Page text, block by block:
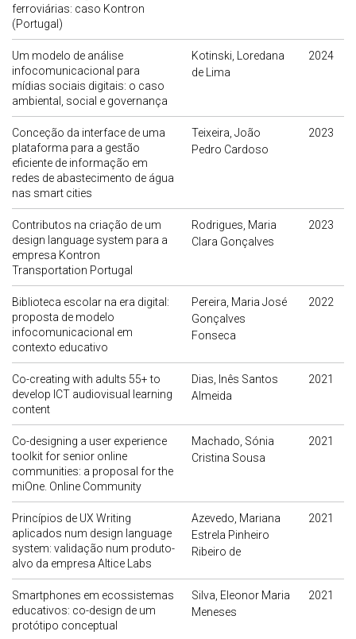
ferroviárias: caso Kontron
(Portugal)
Um modelo de análise
infocomunicacional para
mídias sociais digitais: o caso
ambiental, social e governança
Kotinski, Loredana
de Lima
2024
Conceção da interface de uma
plataforma para a gestão
eficiente de informação em
redes de abastecimento de água
nas smart cities
Teixeira, João
Pedro Cardoso
2023
Contributos na criação de um
design language system para a
empresa Kontron
Transportation Portugal
Rodrigues, Maria
Clara Gonçalves
2023
Biblioteca escolar na era digital:
proposta de modelo
infocomunicacional em
contexto educativo
Pereira, Maria José
Gonçalves
Fonseca
2022
Co-creating with adults 55+ to
develop ICT audiovisual learning
content
Dias, Inês Santos
Almeida
2021
Co-designing a user experience
toolkit for senior online
communities: a proposal for the
miOne. Online Community
Machado, Sónia
Cristina Sousa
2021
Princípios de UX Writing
aplicados num design language
system: validação num produto-
alvo da empresa Altice Labs
Azevedo, Mariana
Estrela Pinheiro
Ribeiro de
2021
Smartphones em ecossistemas
educativos: co-design de um
protótipo conceptual
Silva, Eleonor Maria
Meneses
2021